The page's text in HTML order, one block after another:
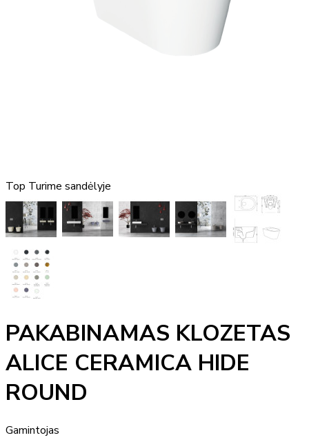
Top Turime sandėlyje
PAKABINAMAS KLOZETAS
ALICE CERAMICA HIDE
ROUND
Gamintojas